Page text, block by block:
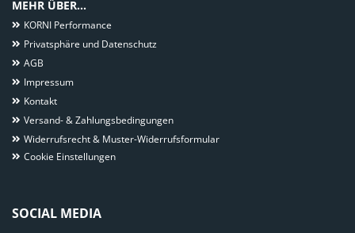
MEHR ÜBER...
KORNI Performance
Privatsphäre und Datenschutz
AGB
Impressum
Kontakt
Versand- & Zahlungsbedingungen
Widerrufsrecht & Muster-Widerrufsformular
Cookie Einstellungen
SOCIAL MEDIA